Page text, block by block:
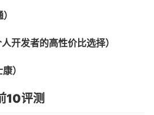
开发者的高性价比选择）
）
10评测